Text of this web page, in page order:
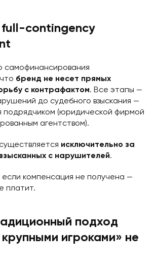
full-contingency
самофинансирования
бренд не несет прямых
с контрафактом. Все этапы —
до судебного взыскания —
подрядчиком (юридической фирмой
агентством).
исключительно за
с нарушителей.
компенсация не получена —
платит.
подход
игроками» не